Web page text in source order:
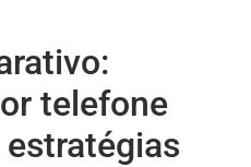
telefone